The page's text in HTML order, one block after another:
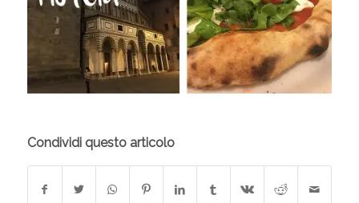
Condividi questo articolo